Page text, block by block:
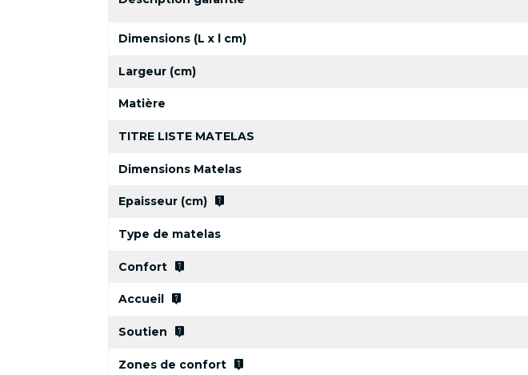
Dimensions (L x l cm)
Largeur (cm)
Matière
TITRE LISTE MATELAS
Dimensions Matelas
Epaisseur (cm) live_help
Type de matelas
Confort live_help
Accueil live_help
Soutien live_help
Zones de confort live_help